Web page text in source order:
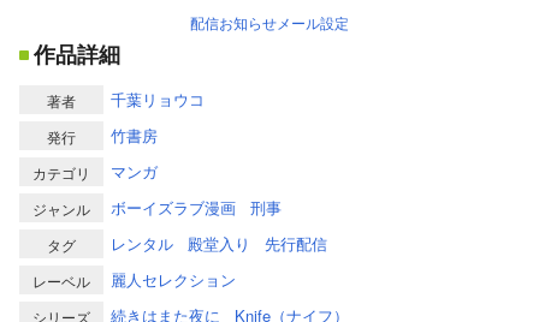
配信お知らせメール設定
作品詳細
著者 千葉リョウコ
発行 竹書房
カテゴリ マンガ
ジャンル ボーイズラブ漫画 刑事
タグ レンタル 殿堂入り 先行配信
レーベル 麗人セレクション
シリーズ 続きはまた夜に
Knife（ナイフ）